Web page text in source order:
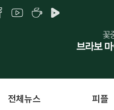
전체뉴스 피플